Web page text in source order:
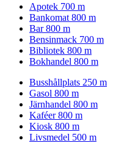
Apotek 700 m
Bankomat 800 m
Bar800 m
Bensinmack 700 m
Bibliotek 800 m
Bokhandel 800 m
Busshållplats 250 m
Gasol 800 m
Järnhandel 800 m
Kaféer800 m
Kiosk 800 m
Livsmedel 500 m